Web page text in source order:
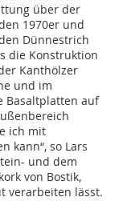
über der
1970er und
Dünnestrich
die Konstruktion
Kanthölzer
und im
Basaltplatten auf
ich mit
kann“, so Lars
und dem
von Bostik,
verarbeiten lässt.